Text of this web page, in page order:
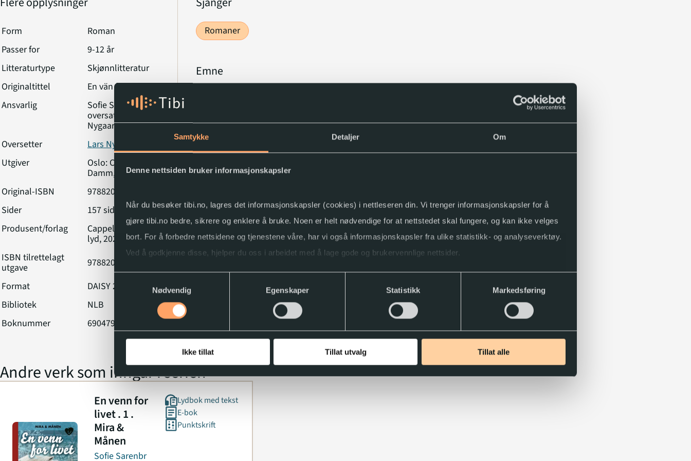
Samtykke Detaljer Om
Denne nettsiden bruker informasjonskapsler
Når du besøker tibi.no, lagres det informasjonskapsler (cookies) i nettleseren din. Vi trenger informasjonskapsler for å
gjøre tibi.no bedre, sikrere og enklere å bruke. Noen er helt nødvendige for at nettstedet skal fungere, og kan ikke velges
bort. For å forbedre nettsidene og tjenestene våre, har vi også informasjonskapsler fra ulike statistikk- og analyseverktøy.
Ved å godkjenne disse, hjelper du oss i arbeidet med å lage gode og brukervennlige nettsider.
Nødvendig
Egenskaper Statistikk Markedsføring
Ikke tillat Tillat utvalg Tillat alle
Form
Roman
Passer for
9-12 år
Litteraturtype
Skjønnlitteratur
Originaltittel
En vän för livet
Ansvarlig
Sofie Sarenbrant ;
oversatt av Lars
Nygaard
Oversetter
Lars Nygaard
Utgiver
Oslo: Cappelen
Damm, 2025
Original-ISBN
9788202877392
Sider
157 sider
Produsent/forlag
Cappelen Damm
lyd, 2025
ISBN tilrettelagt
utgave
9788202892920
Format
DAISY 2.02
Bibliotek
NLB
Boknummer
690479
Romaner
Emne
Andre verk som inngår i serien
En venn for
livet . 1 .
Mira &
Månen
Sofie Sarenbr
Lydbok med tekst
E-bok
Punktskrift